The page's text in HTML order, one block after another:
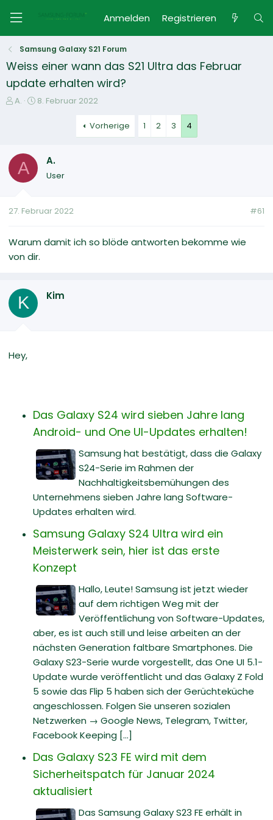
Anmelden Registrieren
Samsung Galaxy S21 Forum
Weiss einer wann das S21 Ultra das Februar
update erhalten wird?
E
e
A.
E
l
l
m
8. Februar 2022
Vorherige 1 2 3 4
A A.
User
27. Februar 2022 #61
Warum damit ich so blöde antworten bekomme wie
von dir.
K Kim
Hey,
Das Galaxy S24 wird sieben Jahre lang
Android- und One UI-Updates erhalten!
Samsung hat bestätigt, dass die Galaxy
S24-Serie im Rahmen der
Nachhaltigkeitsbemühungen des
Unternehmens sieben Jahre lang Software-
Updates erhalten wird.
Samsung Galaxy S24 Ultra wird ein
Meisterwerk sein, hier ist das erste
Konzept
Hallo, Leute! Samsung ist jetzt wieder
auf dem richtigen Weg mit der
Veröffentlichung von Software-Updates,
aber, es ist auch still und leise arbeiten an der
nächsten Generation faltbare Smartphones. Die
Galaxy S23-Serie wurde vorgestellt, das One UI 5.1-
Update wurde veröffentlicht und das Galaxy Z Fold
5 sowie das Flip 5 haben sich der Gerüchteküche
angeschlossen. Folgen Sie unseren sozialen
Netzwerken → Google News, Telegram, Twitter,
Facebook Keeping [...]
Das Galaxy S23 FE wird mit dem
Sicherheitspatch für Januar 2024
aktualisiert
Das Samsung Galaxy S23 FE erhält in